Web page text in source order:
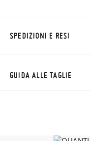
SPEDIZIONI E RESI
ordini inferiori a 30 €, la
GUIDA ALLE TAGLIE